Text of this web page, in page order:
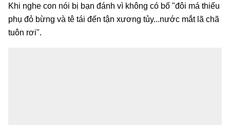
Khi nghe con nói bị bạn đánh vì không có bố "đôi má thiếu
phụ đỏ bừng và tê tái đến tận xương tủy...nước mắt lã chã
tuôn rơi".